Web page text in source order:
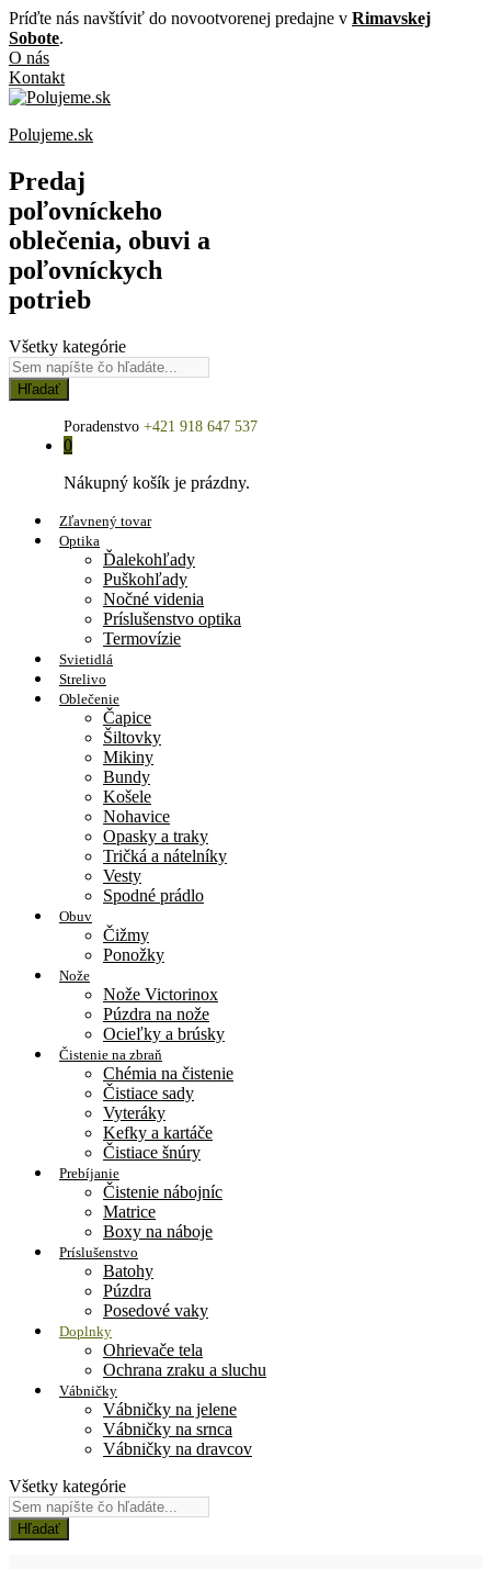
Príďte nás navštíviť do novootvorenej predajne v Rimavskej
Sobote.
O nás
Kontakt
Polujeme.sk
Predaj
poľovníckeho
oblečenia, obuvi a
poľovníckych
potrieb
Všetky kategórie
Hľadať
Poradenstvo +421 918 647 537
0
Nákupný košík je prázdny.
Zľavnený tovar
Optika
Ďalekohľady
Puškohľady
Nočné videnia
Príslušenstvo optika
Termovízie
Svietidlá
Strelivo
Oblečenie
Čapice
Šiltovky
Mikiny
Bundy
Košele
Nohavice
Opasky a traky
Tričká a nátelníky
Vesty
Spodné prádlo
Obuv
Čižmy
Ponožky
Nože
Nože Victorinox
Púzdra na nože
Ocieľky a brúsky
Čistenie na zbraň
Chémia na čistenie
Čistiace sady
Vyteráky
Kefky a kartáče
Čistiace šnúry
Prebíjanie
Čistenie nábojníc
Matrice
Boxy na náboje
Príslušenstvo
Batohy
Púzdra
Posedové vaky
Doplnky
Ohrievače tela
Ochrana zraku a sluchu
Vábničky
Vábničky na jelene
Vábničky na srnca
Vábničky na dravcov
Všetky kategórie
Hľadať